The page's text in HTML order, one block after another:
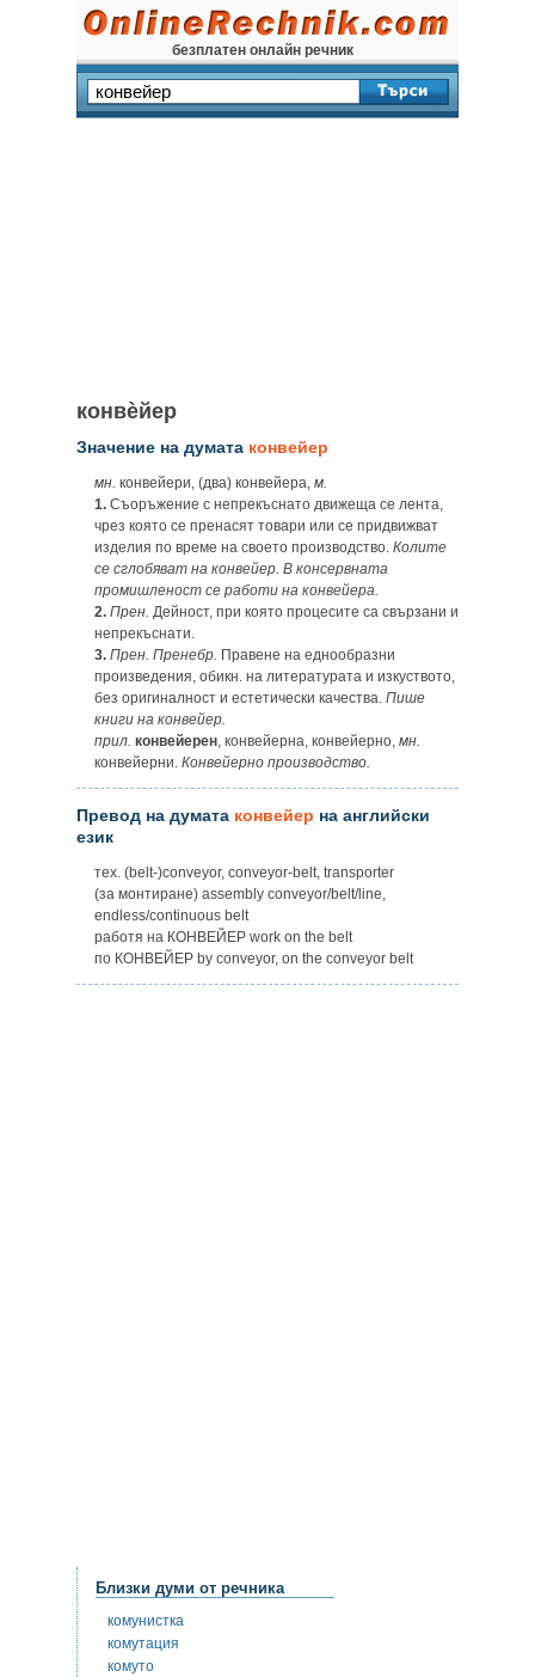
безплатен онлайн речник
конвѐйер
Значение на думата конвейер
мн. конвейери, (два) конвейера, м.
1. Съоръжение с непрекъснато движеща се лента,
чрез която се пренасят товари или се придвижват
изделия по време на своето производство. Колите
се сглобяват на конвейер. В консервната
промишленост се работи на конвейера.
2. Прен. Дейност, при която процесите са свързани и
непрекъснати.
3. Прен. Пренебр. Правене на еднообразни
произведения, обикн. на литературата и изкуството,
без оригиналност и естетически качества. Пише
книги на конвейер.
прил. конвейерен, конвейерна, конвейерно, мн.
конвейерни. Конвейерно производство.
Превод на думата конвейер на английски
език
тех. (belt-)conveyor, conveyor-belt, transporter
(за монтиране) assembly conveyor/belt/line,
endless/continuous belt
работя на КОНВЕЙЕР work on the belt
по КОНВЕЙЕР by conveyor, on the conveyor belt
Близки думи от речника
комунистка
комутация
комуто